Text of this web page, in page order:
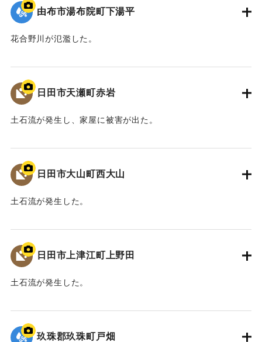
由布市湯布院町下湯平
花合野川が氾濫した。
2020/7/6｜固有コード:01215086
日田市天瀬町赤岩
土石流が発生し、家屋に被害が出た。
2020/7/6｜固有コード:01215085
日田市大山町西大山
土石流が発生した。
2020/7/6｜固有コード:01215084
日田市上津江町上野田
土石流が発生した。
2020/7/6｜固有コード:01215083
玖珠郡玖珠町戸畑